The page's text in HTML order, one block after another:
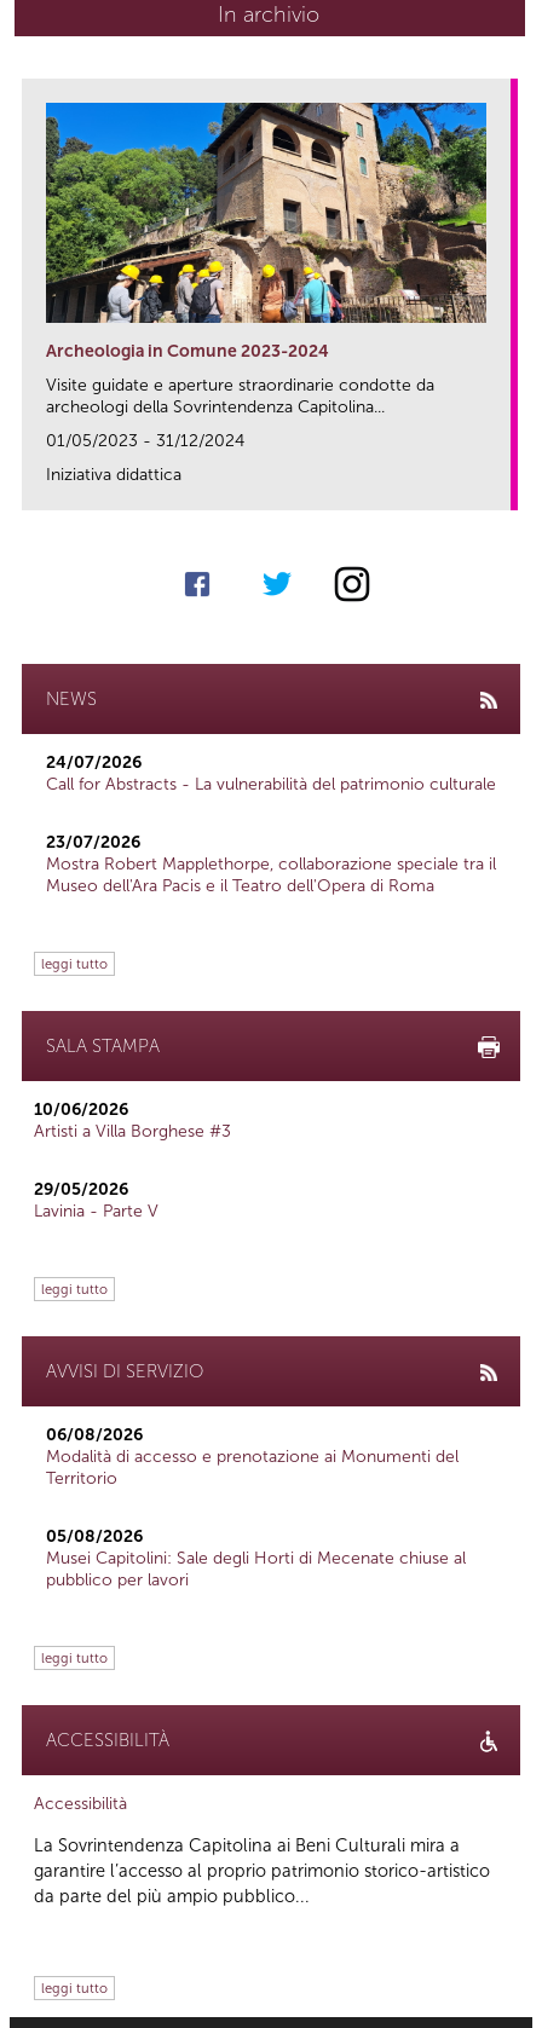
In archivio
Archeologia in Comune 2023-2024
Visite guidate e aperture straordinarie condotte da
archeologi della Sovrintendenza Capitolina...
01/05/2023 - 31/12/2024
Iniziativa didattica
NEWS
24/07/2026
Call for Abstracts - La vulnerabilità del patrimonio culturale
23/07/2026
Mostra Robert Mapplethorpe, collaborazione speciale tra il
Museo dell'Ara Pacis e il Teatro dell'Opera di Roma
leggi tutto
SALA STAMPA
10/06/2026
Artisti a Villa Borghese #3
29/05/2026
Lavinia - Parte V
leggi tutto
AVVISI DI SERVIZIO
06/08/2026
Modalità di accesso e prenotazione ai Monumenti del
Territorio
05/08/2026
Musei Capitolini: Sale degli Horti di Mecenate chiuse al
pubblico per lavori
leggi tutto
ACCESSIBILITÀ
Accessibilità
La Sovrintendenza Capitolina ai Beni Culturali mira a
garantire l’accesso al proprio patrimonio storico-artistico
da parte del più ampio pubblico...
leggi tutto